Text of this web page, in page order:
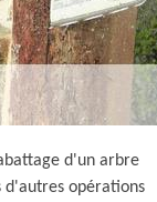
d'un arbre
d'autres opérations